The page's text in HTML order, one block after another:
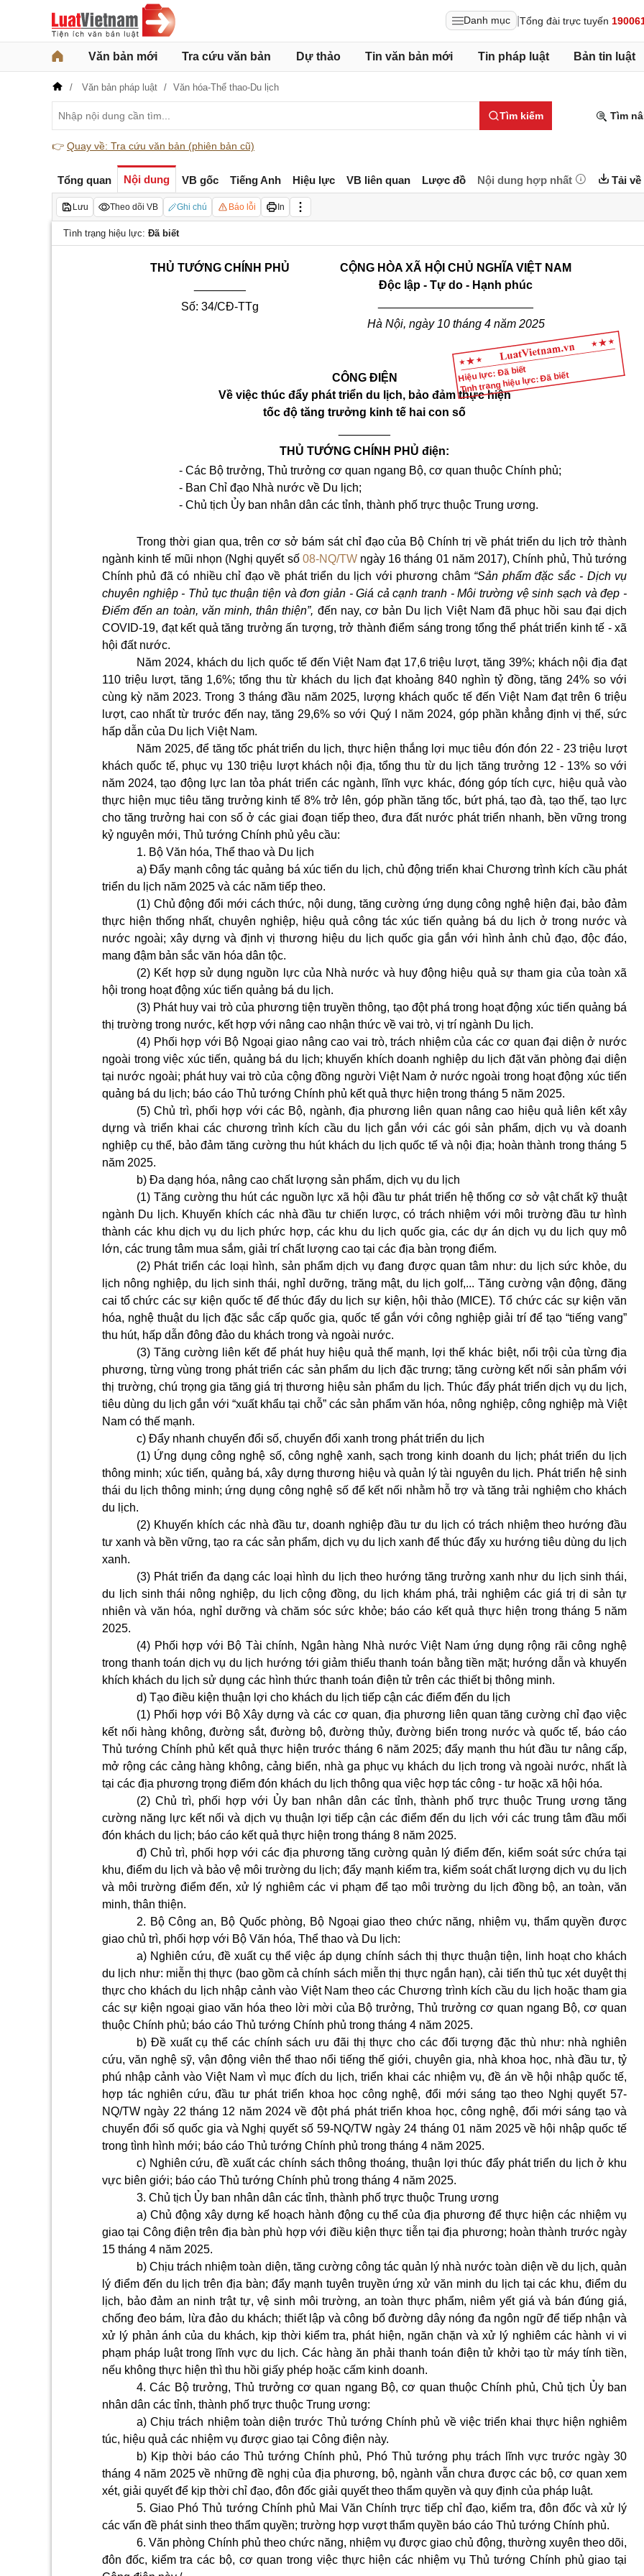
Danh mục Tổng đài trực tuyến
Văn bản mới Tra cứu văn bản Dự thảo Tin văn bản mới Tin pháp luật Bản tin luật
Văn bản pháp luật Văn hóa-Thể thao-Du lịch
Tìm kiếm Tìm
👉 Quay về: Tra cứu văn bản (phiên bản cũ)
Tổng quan Nội dung VB gốc Tiếng Anh Hiệu lực VB liên quan Lược đồ Nội dung hợp nhất Tải về
Lưu Theo dõi VB Ghi chú Báo lỗi In
Tình trạng hiệu lực: Đã biết
Hiệu lực: Đã biết
Tình trạng hiệu lực: Đã biết
THỦ TƯỚNG CHÍNH PHỦ
Số: 34/CĐ-TTg
CỘNG HÒA XÃ HỘI CHỦ NGHĨA VIỆT NAM
Độc lập - Tự do - Hạnh phúc
Hà Nội, ngày 10 tháng 4 năm 2025
CÔNG ĐIỆN
Về việc thúc đẩy phát triển du lịch, bảo đảm thực hiện
tốc độ tăng trưởng kinh tế hai con số
THỦ TƯỚNG CHÍNH PHỦ điện:
- Các Bộ trưởng, Thủ trưởng cơ quan ngang Bộ, cơ quan thuộc Chính phủ;
- Ban Chỉ đạo Nhà nước về Du lịch;
- Chủ tịch Ủy ban nhân dân các tỉnh, thành phố trực thuộc Trung ương.
Trong thời gian qua, trên cơ sở bám sát chỉ đạo của Bộ Chính trị về phát triển du lịch trở thành
ngành kinh tế mũi nhọn (Nghị quyết số 08-NQ/TWngày 16 tháng 01 năm 2017), Chính phủ, Thủ tướng
Chính phủ đã có nhiều chỉ đạo về phát triển du lịch với phương châm “Sản phẩm đặc sắc - Dịch vụ
chuyên nghiệp - Thủ tục thuận tiện và đơn giản - Giá cả cạnh tranh - Môi trường vệ sinh sạch và đẹp -
Điểm đến an toàn, văn minh, thân thiện”, đến nay, cơ bản Du lịch Việt Nam đã phục hồi sau đại dịch
COVID-19, đạt kết quả tăng trưởng ấn tượng, trở thành điểm sáng trong tổng thể phát triển kinh tế - xã
hội đất nước.
Năm 2024, khách du lịch quốc tế đến Việt Nam đạt 17,6 triệu lượt, tăng 39%; khách nội địa đạt
110 triệu lượt, tăng 1,6%; tổng thu từ khách du lịch đạt khoảng 840 nghìn tỷ đồng, tăng 24% so với
cùng kỳ năm 2023. Trong 3 tháng đầu năm 2025, lượng khách quốc tế đến Việt Nam đạt trên 6 triệu
lượt, cao nhất từ trước đến nay, tăng 29,6% so với Quý I năm 2024, góp phần khẳng định vị thế, sức
hấp dẫn của Du lịch Việt Nam.
Năm 2025, để tăng tốc phát triển du lịch, thực hiện thắng lợi mục tiêu đón đón 22 - 23 triệu lượt
khách quốc tế, phục vụ 130 triệu lượt khách nội địa, tổng thu từ du lịch tăng trưởng 12 - 13% so với
năm 2024, tạo động lực lan tỏa phát triển các ngành, lĩnh vực khác, đóng góp tích cực, hiệu quả vào
thực hiện mục tiêu tăng trưởng kinh tế 8% trở lên, góp phần tăng tốc, bứt phá, tạo đà, tạo thế, tạo lực
cho tăng trưởng hai con số ở các giai đoạn tiếp theo, đưa đất nước phát triển nhanh, bền vững trong
kỷ nguyên mới, Thủ tướng Chính phủ yêu cầu:
1. Bộ Văn hóa, Thể thao và Du lịch
a) Đẩy mạnh công tác quảng bá xúc tiến du lịch, chủ động triển khai Chương trình kích cầu phát
triển du lịch năm 2025 và các năm tiếp theo.
(1) Chủ động đổi mới cách thức, nội dung, tăng cường ứng dụng công nghệ hiện đại, bảo đảm
thực hiện thống nhất, chuyên nghiệp, hiệu quả công tác xúc tiến quảng bá du lịch ở trong nước và
nước ngoài; xây dựng và định vị thương hiệu du lịch quốc gia gắn với hình ảnh chủ đạo, độc đáo,
mang đậm bản sắc văn hóa dân tộc.
(2) Kết hợp sử dụng nguồn lực của Nhà nước và huy động hiệu quả sự tham gia của toàn xã
hội trong hoạt động xúc tiến quảng bá du lịch.
(3) Phát huy vai trò của phương tiện truyền thông, tạo đột phá trong hoạt động xúc tiến quảng bá
thị trường trong nước, kết hợp với nâng cao nhận thức về vai trò, vị trí ngành Du lịch.
(4) Phối hợp với Bộ Ngoại giao nâng cao vai trò, trách nhiệm của các cơ quan đại diện ở nước
ngoài trong việc xúc tiến, quảng bá du lịch; khuyến khích doanh nghiệp du lịch đặt văn phòng đại diện
tại nước ngoài; phát huy vai trò của cộng đồng người Việt Nam ở nước ngoài trong hoạt động xúc tiến
quảng bá du lịch; báo cáo Thủ tướng Chính phủ kết quả thực hiện trong tháng 5 năm 2025.
(5) Chủ trì, phối hợp với các Bộ, ngành, địa phương liên quan nâng cao hiệu quả liên kết xây
dựng và triển khai các chương trình kích cầu du lịch gắn với các gói sản phẩm, dịch vụ và doanh
nghiệp cụ thể, bảo đảm tăng cường thu hút khách du lịch quốc tế và nội địa; hoàn thành trong tháng 5
năm 2025.
b) Đa dạng hóa, nâng cao chất lượng sản phẩm, dịch vụ du lịch
(1) Tăng cường thu hút các nguồn lực xã hội đầu tư phát triển hệ thống cơ sở vật chất kỹ thuật
ngành Du lịch. Khuyến khích các nhà đầu tư chiến lược, có trách nhiệm với môi trường đầu tư hình
thành các khu dịch vụ du lịch phức hợp, các khu du lịch quốc gia, các dự án dịch vụ du lịch quy mô
lớn, các trung tâm mua sắm, giải trí chất lượng cao tại các địa bàn trọng điểm.
(2) Phát triển các loại hình, sản phẩm dịch vụ đang được quan tâm như: du lịch sức khỏe, du
lịch nông nghiệp, du lịch sinh thái, nghỉ dưỡng, trăng mật, du lịch golf,... Tăng cường vận động, đăng
cai tổ chức các sự kiện quốc tế để thúc đẩy du lịch sự kiện, hội thảo (MICE). Tổ chức các sự kiện văn
hóa, nghệ thuật du lịch đặc sắc cấp quốc gia, quốc tế gắn với công nghiệp giải trí để tạo “tiếng vang”
thu hút, hấp dẫn đông đảo du khách trong và ngoài nước.
(3) Tăng cường liên kết để phát huy hiệu quả thế mạnh, lợi thế khác biệt, nổi trội của từng địa
phương, từng vùng trong phát triển các sản phẩm du lịch đặc trưng; tăng cường kết nối sản phẩm với
thị trường, chú trọng gia tăng giá trị thương hiệu sản phẩm du lịch. Thúc đẩy phát triển dịch vụ du lịch,
tiêu dùng du lịch gắn với “xuất khẩu tại chỗ” các sản phẩm văn hóa, nông nghiệp, công nghiệp mà Việt
Nam có thế mạnh.
c) Đẩy nhanh chuyển đổi số, chuyển đổi xanh trong phát triển du lịch
(1) Ứng dụng công nghệ số, công nghệ xanh, sạch trong kinh doanh du lịch; phát triển du lịch
thông minh; xúc tiến, quảng bá, xây dựng thương hiệu và quản lý tài nguyên du lịch. Phát triển hệ sinh
thái du lịch thông minh; ứng dụng công nghệ số để kết nối nhằm hỗ trợ và tăng trải nghiệm cho khách
du lịch.
(2) Khuyến khích các nhà đầu tư, doanh nghiệp đầu tư du lịch có trách nhiệm theo hướng đầu
tư xanh và bền vững, tạo ra các sản phẩm, dịch vụ du lịch xanh để thúc đẩy xu hướng tiêu dùng du lịch
xanh.
(3) Phát triển đa dạng các loại hình du lịch theo hướng tăng trưởng xanh như du lịch sinh thái,
du lịch sinh thái nông nghiệp, du lịch cộng đồng, du lịch khám phá, trải nghiệm các giá trị di sản tự
nhiên và văn hóa, nghỉ dưỡng và chăm sóc sức khỏe; báo cáo kết quả thực hiện trong tháng 5 năm
2025.
(4) Phối hợp với Bộ Tài chính, Ngân hàng Nhà nước Việt Nam ứng dụng rộng rãi công nghệ
trong thanh toán dịch vụ du lịch hướng tới giảm thiểu thanh toán bằng tiền mặt; hướng dẫn và khuyến
khích khách du lịch sử dụng các hình thức thanh toán điện tử trên các thiết bị thông minh.
d) Tạo điều kiện thuận lợi cho khách du lịch tiếp cận các điểm đến du lịch
(1) Phối hợp với Bộ Xây dựng và các cơ quan, địa phương liên quan tăng cường chỉ đạo việc
kết nối hàng không, đường sắt, đường bộ, đường thủy, đường biển trong nước và quốc tế, báo cáo
Thủ tướng Chính phủ kết quả thực hiện trước tháng 6 năm 2025; đẩy mạnh thu hút đầu tư nâng cấp,
mở rộng các cảng hàng không, cảng biển, nhà ga phục vụ khách du lịch trong và ngoài nước, nhất là
tại các địa phương trọng điểm đón khách du lịch thông qua việc hợp tác công - tư hoặc xã hội hóa.
(2) Chủ trì, phối hợp với Ủy ban nhân dân các tỉnh, thành phố trực thuộc Trung ương tăng
cường năng lực kết nối và dịch vụ thuận lợi tiếp cận các điểm đến du lịch với các trung tâm đầu mối
đón khách du lịch; báo cáo kết quả thực hiện trong tháng 8 năm 2025.
đ) Chủ trì, phối hợp với các địa phương tăng cường quản lý điểm đến, kiểm soát sức chứa tại
khu, điểm du lịch và bảo vệ môi trường du lịch; đẩy mạnh kiểm tra, kiểm soát chất lượng dịch vụ du lịch
và môi trường điểm đến, xử lý nghiêm các vi phạm để tạo môi trường du lịch đồng bộ, an toàn, văn
minh, thân thiện.
2. Bộ Công an, Bộ Quốc phòng, Bộ Ngoại giao theo chức năng, nhiệm vụ, thẩm quyền được
giao chủ trì, phối hợp với Bộ Văn hóa, Thể thao và Du lịch:
a) Nghiên cứu, đề xuất cụ thể việc áp dụng chính sách thị thực thuận tiện, linh hoạt cho khách
du lịch như: miễn thị thực (bao gồm cả chính sách miễn thị thực ngắn hạn), cải tiến thủ tục xét duyệt thị
thực cho khách du lịch nhập cảnh vào Việt Nam theo các Chương trình kích cầu du lịch hoặc tham gia
các sự kiện ngoại giao văn hóa theo lời mời của Bộ trưởng, Thủ trưởng cơ quan ngang Bộ, cơ quan
thuộc Chính phủ; báo cáo Thủ tướng Chính phủ trong tháng 4 năm 2025.
b) Đề xuất cụ thể các chính sách ưu đãi thị thực cho các đối tượng đặc thù như: nhà nghiên
cứu, văn nghệ sỹ, vận động viên thể thao nổi tiếng thế giới, chuyên gia, nhà khoa học, nhà đầu tư, tỷ
phú nhập cảnh vào Việt Nam vì mục đích du lịch, triển khai các nhiệm vụ, đề án về hội nhập quốc tế,
hợp tác nghiên cứu, đầu tư phát triển khoa học công nghệ, đổi mới sáng tạo theo Nghị quyết 57-
NQ/TW ngày 22 tháng 12 năm 2024 về đột phá phát triển khoa học, công nghệ, đổi mới sáng tạo và
chuyển đổi số quốc gia và Nghị quyết số 59-NQ/TW ngày 24 tháng 01 năm 2025 về hội nhập quốc tế
trong tình hình mới; báo cáo Thủ tướng Chính phủ trong tháng 4 năm 2025.
c) Nghiên cứu, đề xuất các chính sách thông thoáng, thuận lợi thúc đẩy phát triển du lịch ở khu
vực biên giới; báo cáo Thủ tướng Chính phủ trong tháng 4 năm 2025.
3. Chủ tịch Ủy ban nhân dân các tỉnh, thành phố trực thuộc Trung ương
a) Chủ động xây dựng kế hoạch hành động cụ thể của địa phương để thực hiện các nhiệm vụ
giao tại Công điện trên địa bàn phù hợp với điều kiện thực tiễn tại địa phương; hoàn thành trước ngày
15 tháng 4 năm 2025.
b) Chịu trách nhiệm toàn diện, tăng cường công tác quản lý nhà nước toàn diện về du lịch, quản
lý điểm đến du lịch trên địa bàn; đẩy mạnh tuyên truyền ứng xử văn minh du lịch tại các khu, điểm du
lịch, bảo đảm an ninh trật tự, vệ sinh môi trường, an toàn thực phẩm, niêm yết giá và bán đúng giá,
chống đeo bám, lừa đảo du khách; thiết lập và công bố đường dây nóng đa ngôn ngữ để tiếp nhận và
xử lý phản ánh của du khách, kịp thời kiểm tra, phát hiện, ngăn chặn và xử lý nghiêm các hành vi vi
phạm pháp luật trong lĩnh vực du lịch. Các hàng ăn phải thanh toán điện tử khởi tạo từ máy tính tiền,
nếu không thực hiện thì thu hồi giấy phép hoặc cấm kinh doanh.
4. Các Bộ trưởng, Thủ trưởng cơ quan ngang Bộ, cơ quan thuộc Chính phủ, Chủ tịch Ủy ban
nhân dân các tỉnh, thành phố trực thuộc Trung ương:
a) Chịu trách nhiệm toàn diện trước Thủ tướng Chính phủ về việc triển khai thực hiện nghiêm
túc, hiệu quả các nhiệm vụ được giao tại Công điện này.
b) Kịp thời báo cáo Thủ tướng Chính phủ, Phó Thủ tướng phụ trách lĩnh vực trước ngày 30
tháng 4 năm 2025 về những đề nghị của địa phương, bộ, ngành vẫn chưa được các bộ, cơ quan xem
xét, giải quyết để kịp thời chỉ đạo, đôn đốc giải quyết theo thẩm quyền và quy định của pháp luật.
5. Giao Phó Thủ tướng Chính phủ Mai Văn Chính trực tiếp chỉ đạo, kiểm tra, đôn đốc và xử lý
các vấn đề phát sinh theo thẩm quyền; trường hợp vượt thẩm quyền báo cáo Thủ tướng Chính phủ.
6. Văn phòng Chính phủ theo chức năng, nhiệm vụ được giao chủ động, thường xuyên theo dõi,
đôn đốc, kiểm tra các bộ, cơ quan trong việc thực hiện các nhiệm vụ Thủ tướng Chính phủ giao tại